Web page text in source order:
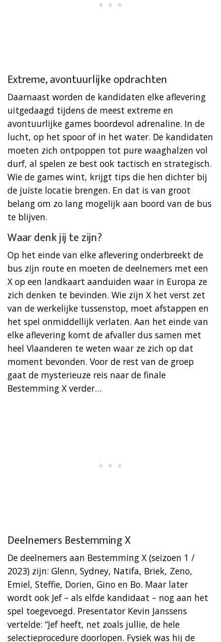
Extreme, avontuurlijke opdrachten
Daarnaast worden de kandidaten elke aflevering
uitgedaagd tijdens de meest extreme en
avontuurlijke games boordevol adrenaline. In de
lucht, op het spoor of in het water. De kandidaten
moeten zich ontpoppen tot pure waaghalzen vol
durf, al spelen ze best ook tactisch en strategisch.
Wie de games wint, krijgt tips die hen dichter bij
de juiste locatie brengen. En dat is van groot
belang om zo lang mogelijk aan boord van de bus
te blijven.
Waar denk jij te zijn?
Op het einde van elke aflevering onderbreekt de
bus zijn route en moeten de deelnemers met een
X op een landkaart aanduiden waar in Europa ze
zich denken te bevinden. Wie zijn X het verst zet
van de werkelijke tussenstop, moet afstappen en
het spel onmiddellijk verlaten. Aan het einde van
elke aflevering komt de afvaller dus samen met
heel Vlaanderen te weten waar ze zich op dat
moment bevonden. Voor de rest van de groep
gaat de mysterieuze reis naar de finale
Bestemming X verder…
Deelnemers Bestemming X
De deelnemers aan Bestemming X (seizoen 1 /
2023) zijn: Glenn, Sydney, Natifa, Briek, Zeno,
Emiel, Steffie, Dorien, Gino en Bo. Maar later
wordt ook Jef – als elfde kandidaat – nog aan het
spel toegevoegd. Presentator Kevin Janssens
vertelde: “Jef heeft, net zoals jullie, de hele
selectieprocedure doorlopen. Fysiek was hij de